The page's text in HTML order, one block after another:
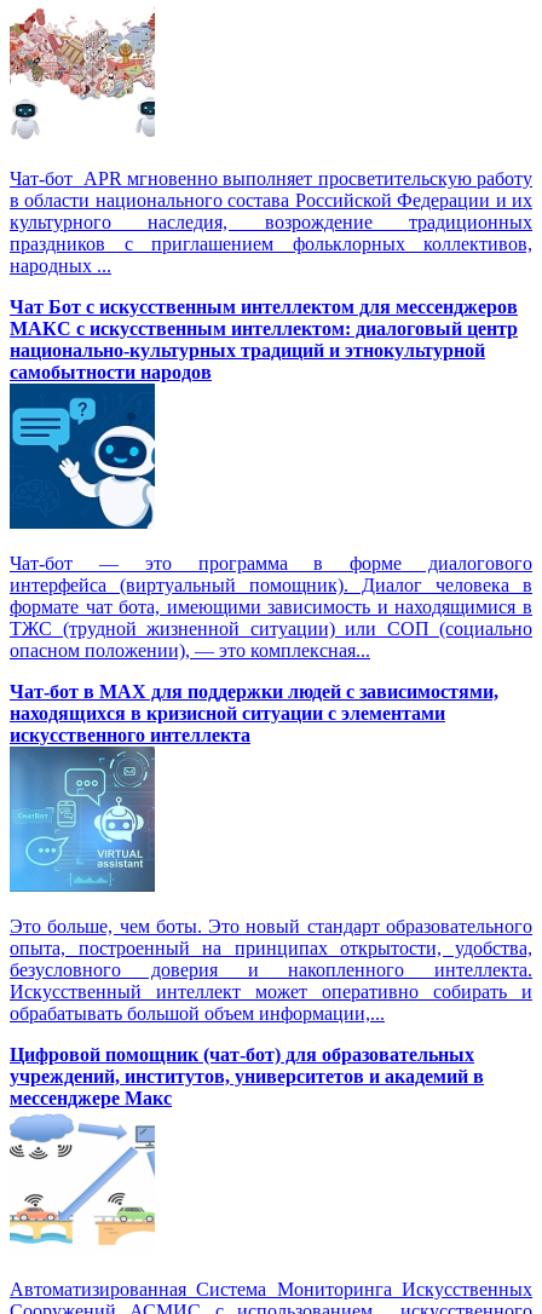
Чат-бот APR мгновенно выполняет просветительскую работу
в области национального состава Российской Федерации и их
культурного наследия, возрождение традиционных
праздников с приглашением фольклорных коллективов,
народных ...
Чат Бот с искусственным интеллектом для мессенджеров
МАКС с искусственным интеллектом: диалоговый центр
национально-культурных традиций и этнокультурной
самобытности народов
Чат-бот — это программа в форме диалогового
интерфейса (виртуальный помощник). Диалог человека в
формате чат бота, имеющими зависимость и находящимися в
ТЖС (трудной жизненной ситуации) или СОП (социально
опасном положении), — это комплексная...
Чат-бот в MAX для поддержки людей с зависимостями,
находящихся в кризисной ситуации с элементами
искусственного интеллекта
Это больше, чем боты. Это новый стандарт образовательного
опыта, построенный на принципах открытости, удобства,
безусловного доверия и накопленного интеллекта.
Искусственный интеллект может оперативно собирать и
обрабатывать большой объем информации,...
Цифровой помощник (чат-бот) для образовательных
учреждений, институтов, университетов и академий в
мессенджере Макс
Автоматизированная Система Мониторинга Искусственных